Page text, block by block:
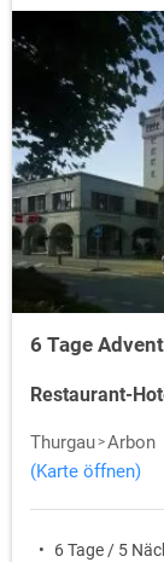
6 Tage
Restaurant-
Thurgau Arbon
(Karte öffnen)
6 Tage / 5